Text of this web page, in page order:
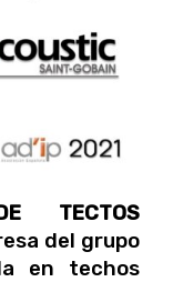
TECTOS
del grupo
en techos